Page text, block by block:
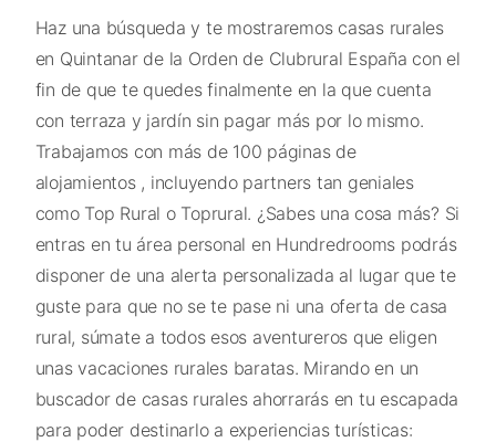
Haz una búsqueda y te mostraremos casas rurales
en Quintanar de la Orden de Clubrural España con el
fin de que te quedes finalmente en la que cuenta
con terraza y jardín sin pagar más por lo mismo.
Trabajamos con más de 100 páginas de
alojamientos , incluyendo partners tan geniales
como Top Rural o Toprural. ¿Sabes una cosa más? Si
entras en tu área personal en Hundredrooms podrás
disponer de una alerta personalizada al lugar que te
guste para que no se te pase ni una oferta de casa
rural, súmate a todos esos aventureros que eligen
unas vacaciones rurales baratas. Mirando en un
buscador de casas rurales ahorrarás en tu escapada
para poder destinarlo a experiencias turísticas: